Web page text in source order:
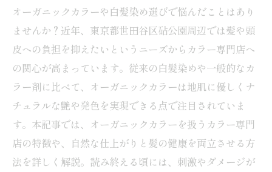
オーガニックカラーや白髪染め選びで悩んだことはあり
ませんか？近年、東京都世田谷区砧公園周辺では髪や頭
皮への負担を抑えたいというニーズからカラー専門店へ
の関心が高まっています。従来の白髪染めや一般的なカ
ラー剤に比べて、オーガニックカラーは地肌に優しくナ
チュラルな艶や発色を実現できる点で注目されていま
す。本記事では、オーガニックカラーを扱うカラー専門
店の特徴や、自然な仕上がりと髪の健康を両立させる方
法を詳しく解説。読み終える頃には、刺激やダメージが